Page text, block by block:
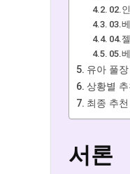
02.
03.
04.
05.
유아 풀
상황별
최종 추
서론